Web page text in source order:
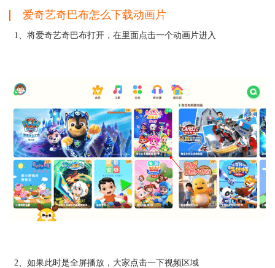
爱奇艺奇巴布怎么下载动画片
1、将爱奇艺奇巴布打开，在里面点击一个动画片进入
2、如果此时是全屏播放，大家点击一下视频区域